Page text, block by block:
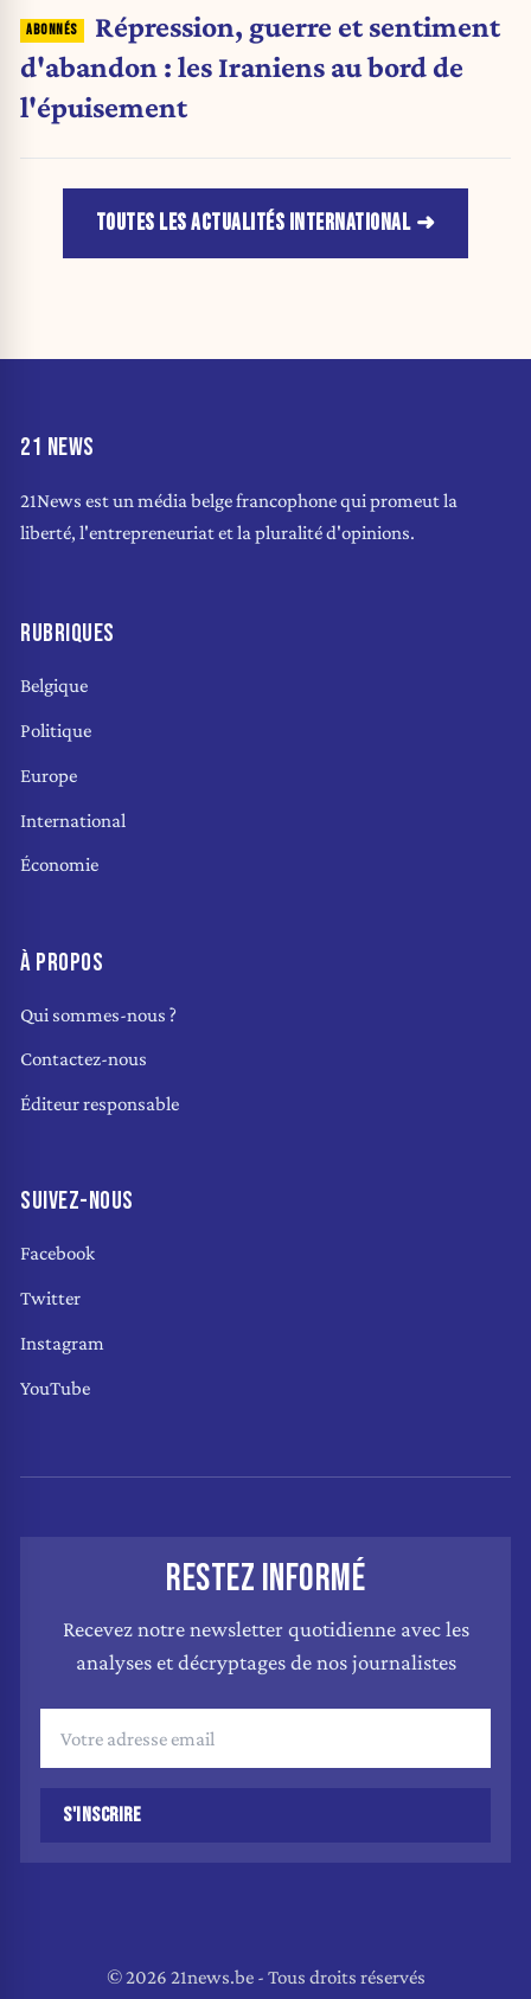
Répression, guerre et sentiment
d'abandon : les Iraniens au bord de
l'épuisement
TOUTES LES ACTUALITÉS INTERNATIONAL
21 NEWS
21News est un média belge francophone qui promeut la
liberté, l'entrepreneuriat et la pluralité d'opinions.
RUBRIQUES
Belgique
Politique
Europe
International
Économie
À PROPOS
Qui sommes-nous ?
Contactez-nous
Éditeur responsable
SUIVEZ-NOUS
Facebook
Twitter
Instagram
YouTube
RESTEZ INFORMÉ
Recevez notre newsletter quotidienne avec les
analyses et décryptages de nos journalistes
S'INSCRIRE
© 2026 21news.be - Tous droits réservés